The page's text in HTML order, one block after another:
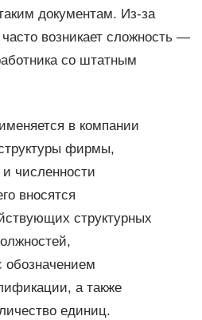
документам. Из-за
возникает сложность —
со штатным
в компании
фирмы,
и численности
вносятся
структурных
обозначением
а также
единиц.